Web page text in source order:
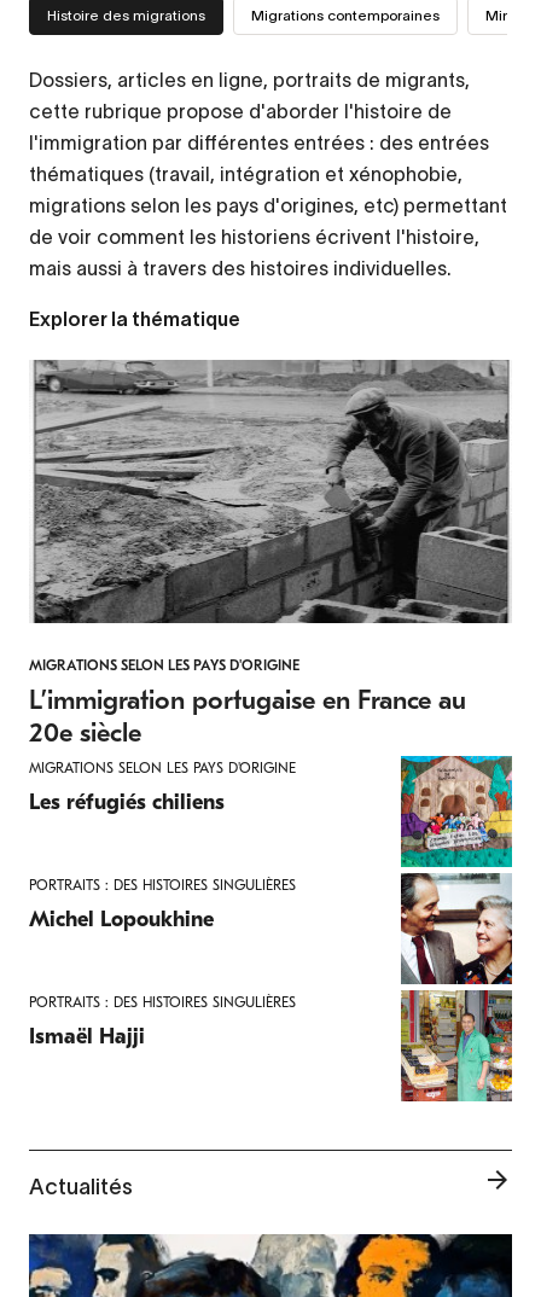
Histoire des migrations Migrations contemporaines Mini-
Dossiers, articles en ligne, portraits de migrants,
cette rubrique propose d'aborder l'histoire de
l'immigration par différentes entrées : des entrées
thématiques (travail, intégration et xénophobie,
migrations selon les pays d'origines, etc) permettant
de voir comment les historiens écrivent l'histoire,
mais aussi à travers des histoires individuelles.
Explorer la thématique
MIGRATIONS SELON LES PAYS D'ORIGINE
L’immigration portugaise en France au
20e siècle
MIGRATIONS SELON LES PAYS D'ORIGINE
Les réfugiés chiliens
PORTRAITS : DES HISTOIRES SINGULIÈRES
Michel Lopoukhine
PORTRAITS : DES HISTOIRES SINGULIÈRES
Ismaël Hajji
Actualités